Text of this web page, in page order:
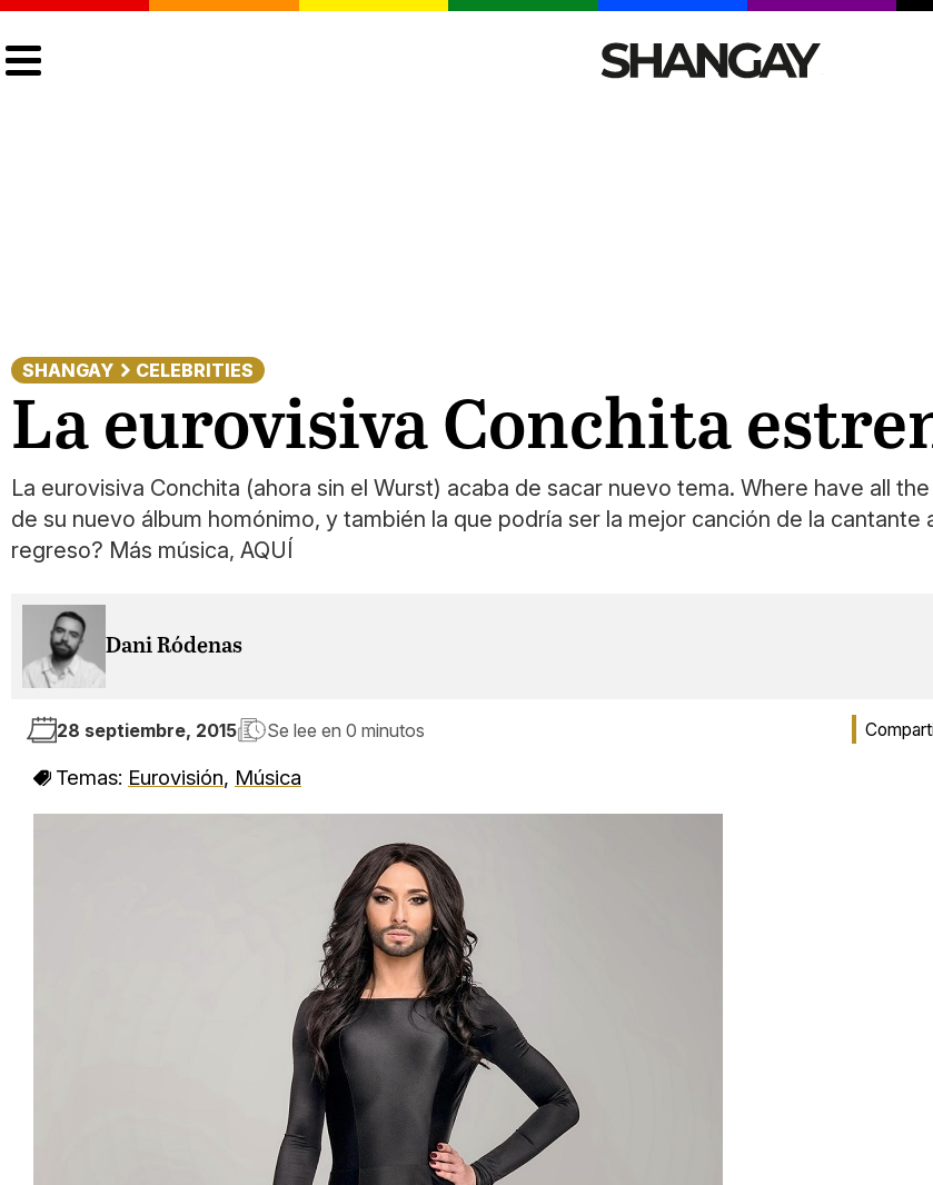
SHANGAY CELEBRITIES
La eurovisiva Conchita
La eurovisiva Conchita (ahora sin el Wurst) acaba de sacar nuevo tema. Where have all
de su nuevo álbum homónimo, y también la que podría ser la mejor canción de la
regreso? Más música, AQUÍ
Dani Ródenas
28 septiembre, 2015 Se lee en 0 minutos
Temas: Eurovisión, Música